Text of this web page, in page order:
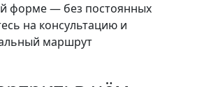
форме — без постоянных
на консультацию и
маршрут